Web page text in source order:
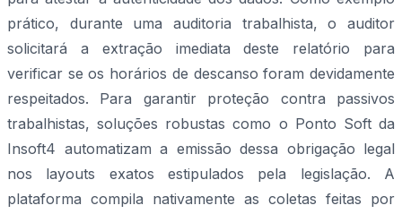
prático, durante uma auditoria trabalhista, o auditor
solicitará a extração imediata deste relatório para
verificar se os horários de descanso foram devidamente
respeitados. Para garantir proteção contra passivos
trabalhistas, soluções robustas como o Ponto Soft da
Insoft4 automatizam a emissão dessa obrigação legal
nos layouts exatos estipulados pela legislação. A
plataforma compila nativamente as coletas feitas por